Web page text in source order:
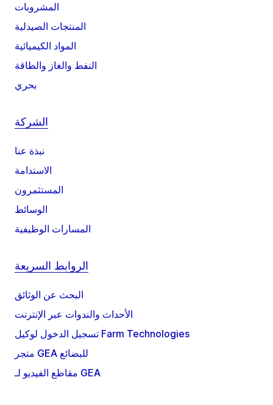
المشروبات
المنتجات الصيدلية
المواد الكيميائية
النفط والغاز والطاقة
بحري
الشركة
نبذة عنا
الاستدامة
المستثمرون
الوسائط
المسارات الوظيفية
الروابط السريعة
البحث عن الوثائق
الأحداث والندوات عبر الإنترنت
تسجيل الدخول لوكيل Farm Technologies
متجر GEA للبضائع
مقاطع الفيديو لـ GEA